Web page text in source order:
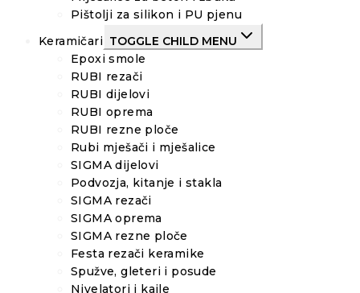
Pištolji za silikon i PU pjenu
Keramičari TOGGLE CHILD MENU
Epoxi smole
RUBI rezači
RUBI dijelovi
RUBI oprema
RUBI rezne ploče
Rubi mješači i mješalice
SIGMA dijelovi
Podvozja, kitanje i stakla
SIGMA rezači
SIGMA oprema
SIGMA rezne ploče
Festa rezači keramike
Spužve, gleteri i posude
Nivelatori i kajle